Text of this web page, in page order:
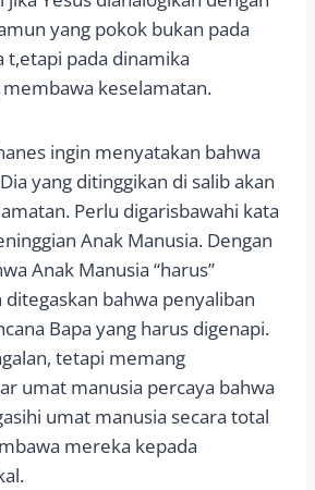
yang pokok bukan pada
t,etapi pada dinamika
keselamatan.
ingin menyatakan bahwa
yang ditinggikan di salib akan
Perlu digarisbawahi kata
Anak Manusia. Dengan
Anak Manusia “harus”
bahwa penyaliban
Bapa yang harus digenapi.
tetapi memang
umat manusia percaya bahwa
umat manusia secara total
mereka kepada